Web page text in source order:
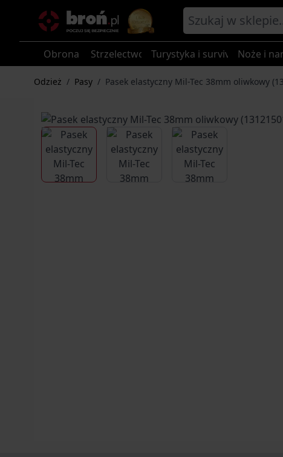
Obrona Strzelectwo Turystyka i survival Noże i
Odzież / Pasy / Pasek elastyczny Mil-Tec 38mm oliwkowy
View larger imageView larger imageView larger image